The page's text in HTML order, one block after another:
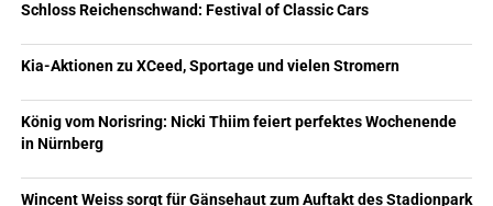
Schloss Reichenschwand: Festival of Classic Cars
Kia-Aktionen zu XCeed, Sportage und vielen Stromern
König vom Norisring: Nicki Thiim feiert perfektes Wochenende
in Nürnberg
Wincent Weiss sorgt für Gänsehaut zum Auftakt des Stadionpark